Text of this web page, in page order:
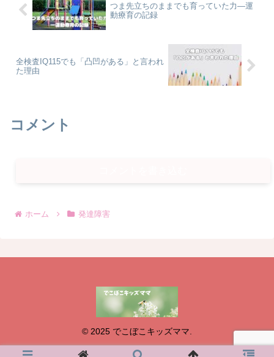
つま先立ちのままでも育っていた力―運
動療育の記録
全検査IQ115でも「凸凹がある」と言われ
た理由
コメント
ホーム 発達障害
© 2025 でこぼこキッズママ.